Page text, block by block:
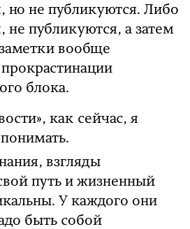
но не публикуются. Либо
не публикуются, а затем
вообще
блока.
как сейчас, я
взгляды
путь и жизненный
У каждого они
быть собой